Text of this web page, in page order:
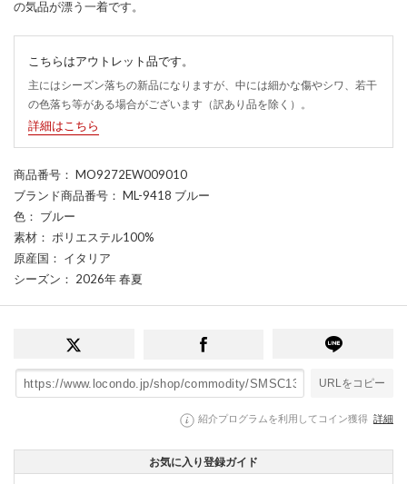
の気品が漂う一着です。
こちらはアウトレット品です。
主にはシーズン落ちの新品になりますが、中には細かな傷やシワ、若干
の色落ち等がある場合がございます（訳あり品を除く）。
詳細はこちら
商品番号 ： MO9272EW009010
ブランド商品番号 ： ML-9418 ブルー
色 ： ブルー
素材 ： ポリエステル100%
原産国 ： イタリア
シーズン ： 2026年 春夏
URLをコピー
紹介プログラムを利用してコイン獲得 詳細
お気に入り登録ガイド